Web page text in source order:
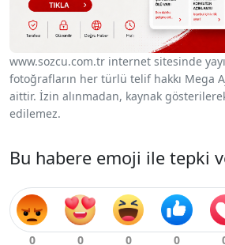
www.sozcu.com.tr internet sitesinde
fotoğrafların her türlü telif hakkı Mega
aittir. İzin alınmadan, kaynak
edilemez.
Bu habere emoji ile tepki